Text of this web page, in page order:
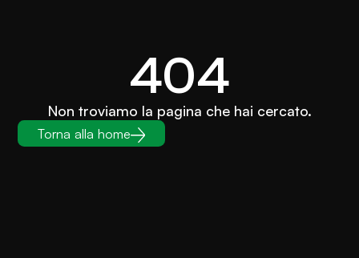
404
Non troviamo la pagina che hai cercato.
Torna alla home